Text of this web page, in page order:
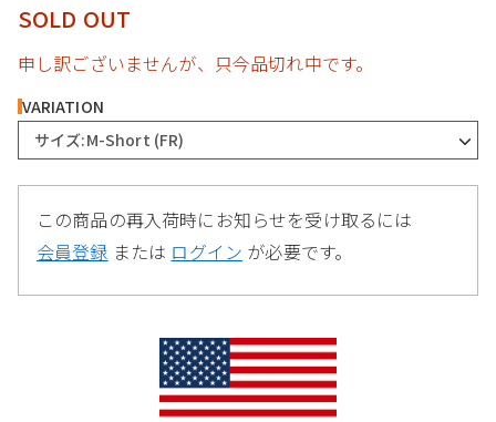
SOLD OUT
申し訳ございませんが、只今品切れ中です。
VARIATION
サイズ:M-Short (FR)
この商品の再入荷時にお知らせを受け取るには
会員登録 または ログイン が必要です。